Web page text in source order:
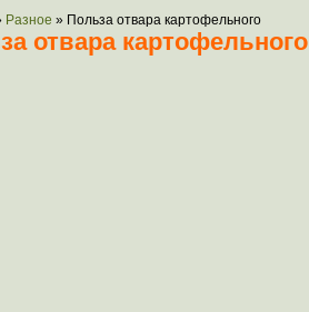
Разное » Польза отвара картофельного
отвара картофельного